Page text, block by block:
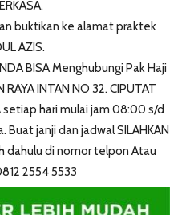
buktikan ke alamat praktek
AZIS.
BISA Menghubungi Pak Haji
RAYA INTAN NO 32. CIPUTAT
setiap hari mulai jam 08:00 s/d
janji dan jadwal SILAHKAN
dahulu di nomor telpon Atau
2554 5533